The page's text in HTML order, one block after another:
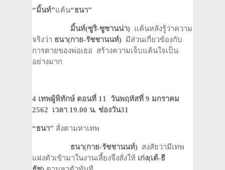
“มิ้นท์”แค้น“ธนา”
มิ้นท์(ซูริ-ซูซานน่า) แค้นหลังรู้ว่าความ
จริงว่า ธนา(กาย-รัชชานนท์) มีส่วนเกี่ยวข้องกับ
การตายของพ่อเธอ สร้างความเจ็บแค้นใจเป็น
อย่างมาก
4 เทพผู้พิทักษ์ ตอนที่ 11
วันพฤหัสที่ 9 มกราคม
2562 เวลา 19.00 น. ช่องวัน31
“ธนา” สั่งตามหาเทพ
ธนา(กาย-รัชชานนท์) สงสัยว่ามีเทพ
แฝงตัวเข้ามาในงานเลี้ยงจึงสั่งให้ เก่ง(เต้-ธี